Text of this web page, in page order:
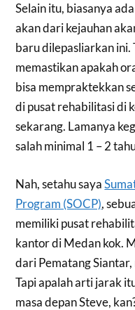
Selain itu, biasanya
akan dari kejauhan
baru dilepasliarkan ini.
memastikan apakah
bisa mempraktekkan
di pusat rehabilitasi di
sekarang. Lamanya
salah minimal 1 – 2
Nah, setahu saya
Program (SOCP),
memiliki pusat
kantor di Medan kok.
dari Pematang
Tapi apalah arti jarak
masa depan Steve,